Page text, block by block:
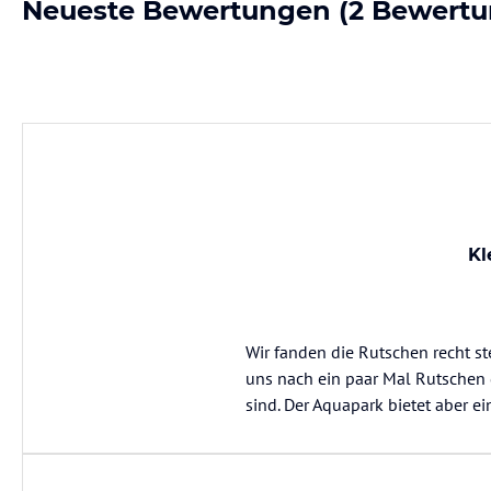
Neueste Bewertungen (2
Wir fanden die Rutschen recht
uns nach ein paar Mal
sind. Der Aquapark bietet aber